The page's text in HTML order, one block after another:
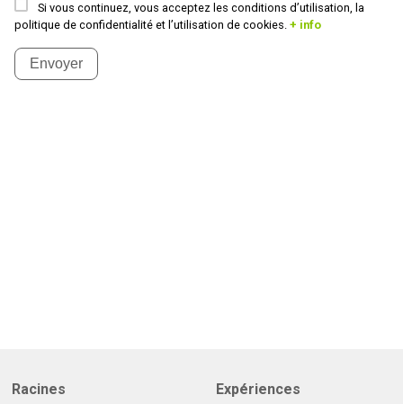
Si vous continuez, vous acceptez les conditions d’utilisation, la
politique de confidentialité et l’utilisation de cookies. + info
Envoyer
Racines Expériences